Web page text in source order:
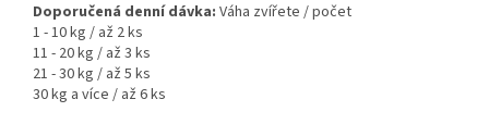
Doporučená denní dávka: Váha zvířete / počet
1 - 10 kg / až 2 ks
11 - 20 kg / až 3 ks
21 - 30 kg / až 5 ks
30 kg a více / až 6 ks